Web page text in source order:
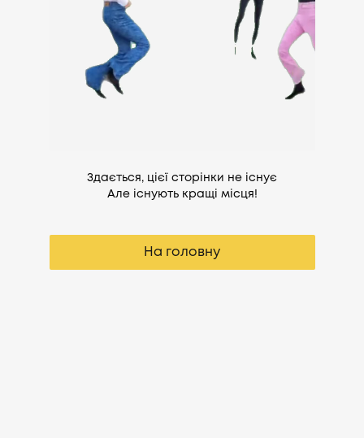
Здається, цієї сторінки не існує
Але існують кращі місця!
На головну